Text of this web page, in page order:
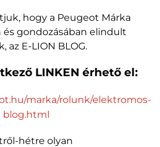
hogy a Peugeot Márka
és gondozásában elindult
E-LION BLOG.
LINKEN érhető el:
marka/rolunk/elektromos-
blog.html
hétre olyan